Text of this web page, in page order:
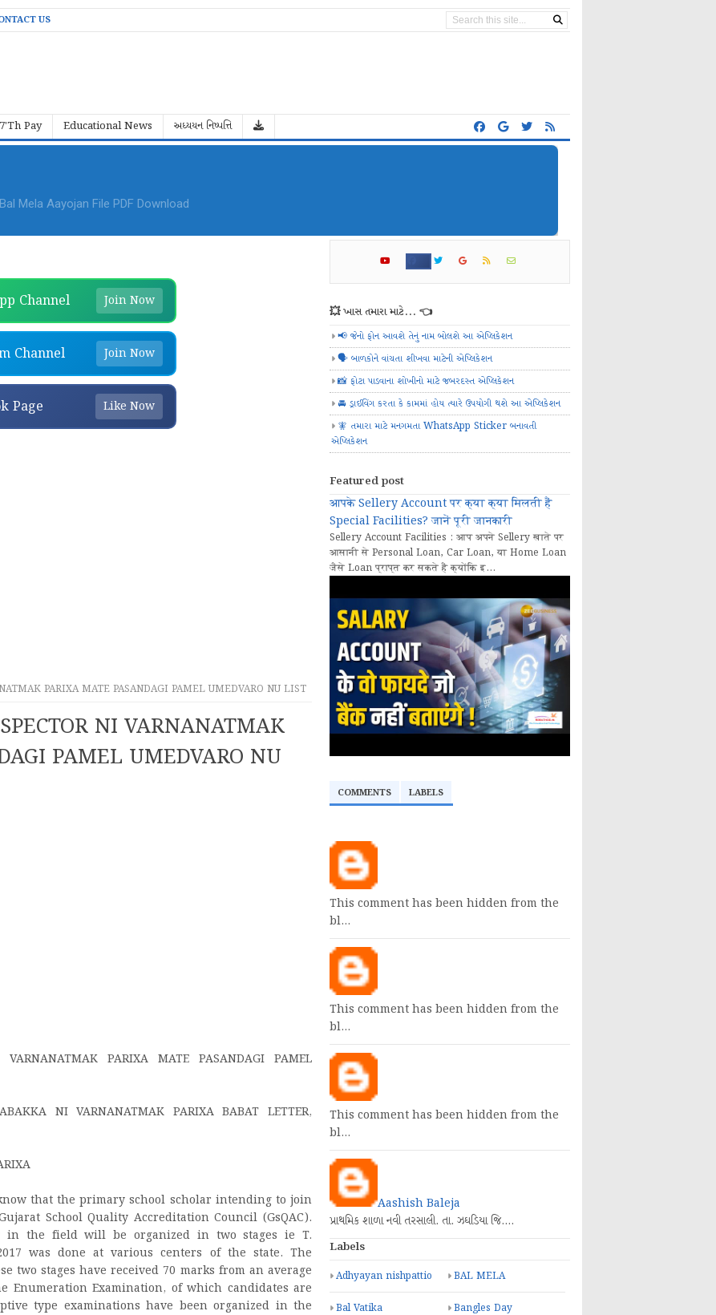
US
7'Th Pay Educational News અધ્યયન નિષ્પત્તિ
Aayojan File PDF Download
Channel Join Now
Channel Join Now
Page Like Now
PARIXA MATE PASANDAGI PAMEL UMEDVARO NU LIST
NI VARNANATMAK
PAMEL UMEDVARO NU
PARIXA MATE PASANDAGI PAMEL
NI VARNANATMAK PARIXA BABAT LETTER,
that the primary school scholar intending to join
School Quality Accreditation Council (GsQAC).
in the field will be organized in two stages ie T.
was done at various centers of the state. The
two stages have received 70 marks from an average
Enumeration Examination, of which candidates are
type examinations have been organized in the
💥 ખાસ તમારા માટે... 👈
📢 જેનો ફોન આવશે તેનું નામ બોલશે આ એપ્લિકેશન
🗣️ બાળકોને વાંચતા શીખવા માટેની એપ્લિકેશન
📸 ફોટા પાડવાના શોખીનો માટે જબરદસ્ત એપ્લિકેશન
🚘 ડ્રાઈવિંગ કરતા કે કામમાં હોય ત્યારે ઉપયોગી થશે આ એપ્લિકેશન
🧚 તમારા માટે મનગમતા WhatsApp Sticker બનાવતી
એપ્લિકેશન
Featured post
आपके Sellery Account पर क्या क्या मिलती हैं
Special Facilities? जानें पूरी जानकारी
Sellery Account Facilities : आप अपने Sellery खाते पर
आसानी से Personal Loan, Car Loan, या Home Loan
जैसे Loan प्राप्त कर सकते हैं क्योंकि इ...
COMMENTS LABELS
This comment has been hidden from the
bl…
This comment has been hidden from the
bl…
This comment has been hidden from the
bl…
Aashish Baleja
પ્રાથમિક શાળા નવી તરસાલી. તા. ઝઘડિયા જિ.…
Labels
Adhyayan nishpattio BAL MELA
Bal Vatika Bangles Day